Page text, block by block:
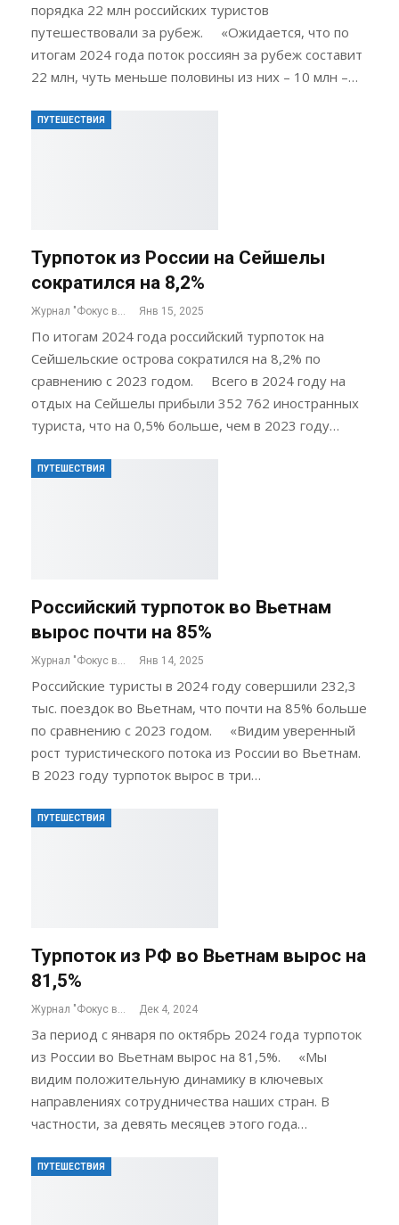
порядка 22 млн российских туристов
путешествовали за рубеж. «Ожидается, что по
итогам 2024 года поток россиян за рубеж составит
22 млн, чуть меньше половины из них – 10 млн –…
ПУТЕШЕСТВИЯ
Турпоток из России на Сейшелы
сократился на 8,2%
Журнал "Фокус внимания" Янв 15, 2025
По итогам 2024 года российский турпоток на
Сейшельские острова сократился на 8,2% по
сравнению с 2023 годом. Всего в 2024 году на
отдых на Сейшелы прибыли 352 762 иностранных
туриста, что на 0,5% больше, чем в 2023 году…
ПУТЕШЕСТВИЯ
Российский турпоток во Вьетнам
вырос почти на 85%
Янв 14, 2025
Российские туристы в 2024 году совершили 232,3
тыс. поездок во Вьетнам, что почти на 85% больше
по сравнению с 2023 годом. «Видим уверенный
рост туристического потока из России во Вьетнам.
В 2023 году турпоток вырос в три…
ПУТЕШЕСТВИЯ
Турпоток из РФ во Вьетнам вырос на
81,5%
Журнал "Фокус внимания" Дек 4, 2024
За период с января по октябрь 2024 года турпоток
из России во Вьетнам вырос на 81,5%. «Мы
видим положительную динамику в ключевых
направлениях сотрудничества наших стран. В
частности, за девять месяцев этого года…
ПУТЕШЕСТВИЯ